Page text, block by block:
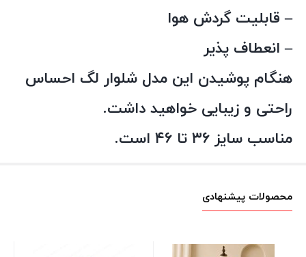
– قابلیت گردش هوا
– انعطاف پذیر
هنگام پوشیدن این مدل شلوار لگ احساس
راحتی و زیبایی خواهید داشت.
مناسب سایز ۳۶ تا ۴۶ است.
محصولات پیشنهادی